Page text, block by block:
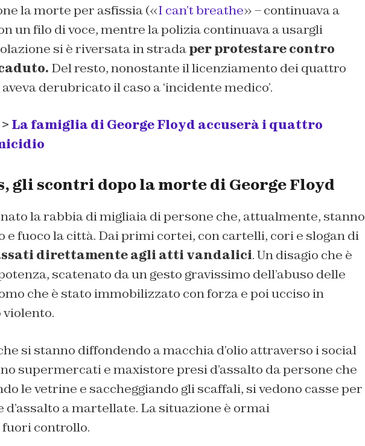
la morte per asfissia («I can’t breathe» – continuava a
un filo di voce, mentre la polizia continuava a usargli
si è riversata in stradaper protestare contro
Del resto, nonostante il licenziamento dei quattro
derubricato il caso a ‘incidente medico’.
La famiglia di George Floyd accuserà i quattro
gli scontri dopo la morte di George Floyd
la rabbia di migliaia di persone che, attualmente, stanno
e fuoco la città. Dai primi cortei, con cartelli, cori e slogan di
direttamente agli atti vandalici. Un disagio che è
scatenato da un gesto gravissimo dell’abuso delle
che è stato immobilizzato con forza e poi ucciso in
si stanno diffondendo a macchia d’olio attraverso i social
supermercati e maxistore presi d’assalto da persone che
le vetrine e saccheggiando gli scaffali, si vedono casse per
d’assalto a martellate. La situazione è ormai
controllo.